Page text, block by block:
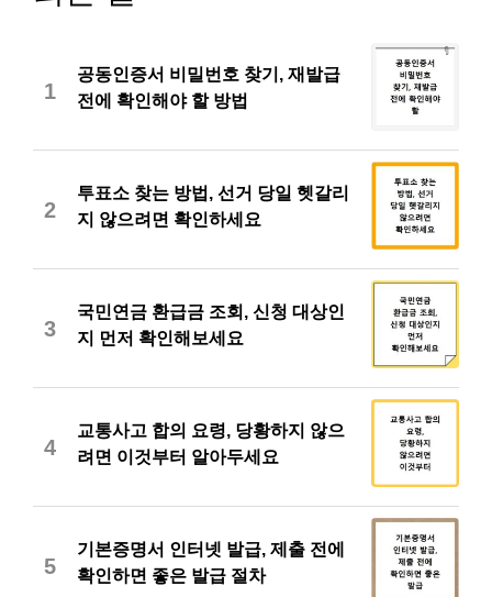
1
공동인증서 비밀번호 찾기, 재발급
전에 확인해야 할 방법
2
투표소 찾는 방법, 선거 당일 헷갈리
지 않으려면 확인하세요
3
국민연금 환급금 조회, 신청 대상인
지 먼저 확인해보세요
4
교통사고 합의 요령, 당황하지 않으
려면 이것부터 알아두세요
5
기본증명서 인터넷 발급, 제출 전에
확인하면 좋은 발급 절차